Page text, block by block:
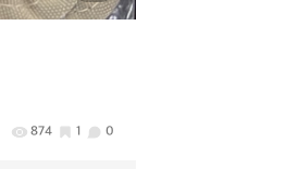
874 1 0